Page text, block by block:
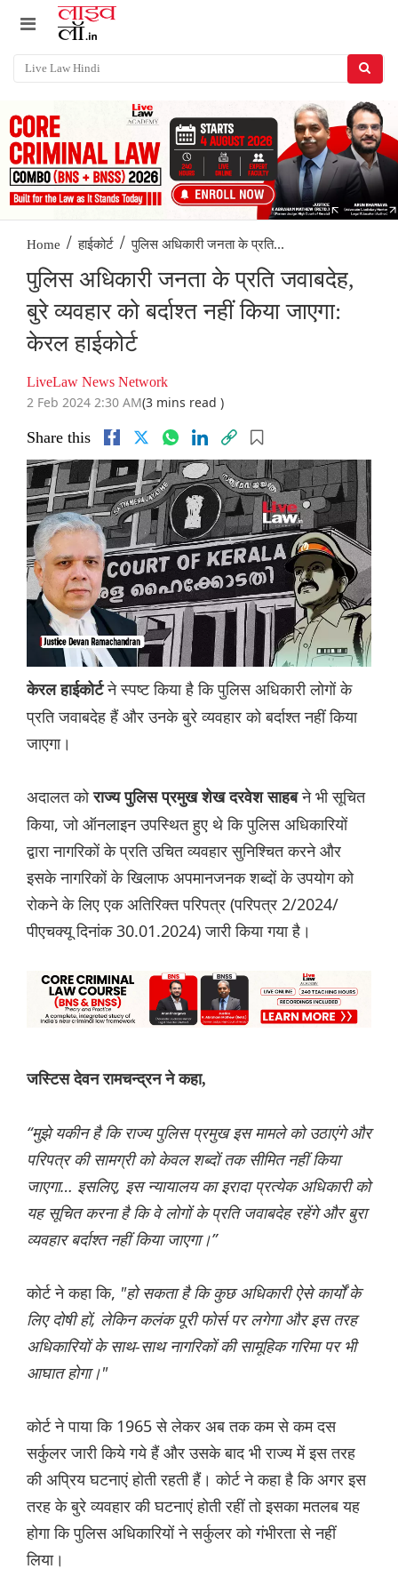
Home / हाईकोर्ट / पुलिस अधिकारी जनता के प्रति...
पुलिस अधिकारी जनता के प्रति जवाबदेह,
बुरे व्यवहार को बर्दाश्त नहीं किया जाएगा:
केरल हाईकोर्ट
LiveLaw News Network
2 Feb 2024 2:30 AM(3 mins read )
Share this
केरल हाईकोर्टने स्पष्ट किया है कि पुलिस अधिकारी लोगों के
प्रति जवाबदेह हैं और उनके बुरे व्यवहार को बर्दाश्त नहीं किया
जाएगा।
अदालत कोराज्य पुलिस प्रमुख शेख दरवेश साहबने भी सूचित
किया, जो ऑनलाइन उपस्थित हुए थे कि पुलिस अधिकारियों
द्वारा नागरिकों के प्रति उचित व्यवहार सुनिश्चित करने और
इसके नागरिकों के खिलाफ अपमानजनक शब्दों के उपयोग को
रोकने के लिए एक अतिरिक्त परिपत्र (परिपत्र 2/2024/
पीएचक्यू दिनांक 30.01.2024) जारी किया गया है।
जस्टिस देवन रामचन्द्रन ने कहा,
“मुझे यकीन है कि राज्य पुलिस प्रमुख इस मामले को उठाएंगे और
परिपत्र की सामग्री को केवल शब्दों तक सीमित नहीं किया
जाएगा… इसलिए, इस न्यायालय का इरादा प्रत्येक अधिकारी को
यह सूचित करना है कि वे लोगों के प्रति जवाबदेह रहेंगे और बुरा
व्यवहार बर्दाश्त नहीं किया जाएगा।”
कोर्ट ने कहा कि, "हो सकता है कि कुछ अधिकारी ऐसे कार्यों के
लिए दोषी हों, लेकिन कलंक पूरी फोर्स पर लगेगा और इस तरह
अधिकारियों के साथ-साथ नागरिकों की सामूहिक गरिमा पर भी
आघात होगा।"
कोर्ट ने पाया कि 1965 से लेकर अब तक कम से कम दस
सर्कुलर जारी किये गये हैं और उसके बाद भी राज्य में इस तरह
की अप्रिय घटनाएं होती रहती हैं। कोर्ट ने कहा है कि अगर इस
तरह के बुरे व्यवहार की घटनाएं होती रहीं तो इसका मतलब यह
होगा कि पुलिस अधिकारियों ने सर्कुलर को गंभीरता से नहीं
लिया।